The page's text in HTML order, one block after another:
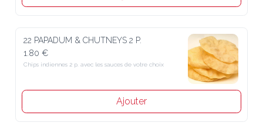
22 PAPADUM & CHUTNEYS 2 P.
1.80 €
Chips indiennes 2 p. avec les sauces de votre choix
Ajouter